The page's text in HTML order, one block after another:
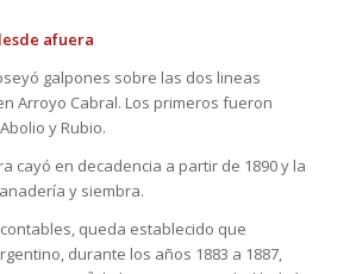
afuera
galpones sobre las dos lineas
Arroyo Cabral. Los primeros fueron
y Rubio.
cayó en decadencia a partir de 1890 y la
y siembra.
queda establecido que
durante los años 1883 a 1887,